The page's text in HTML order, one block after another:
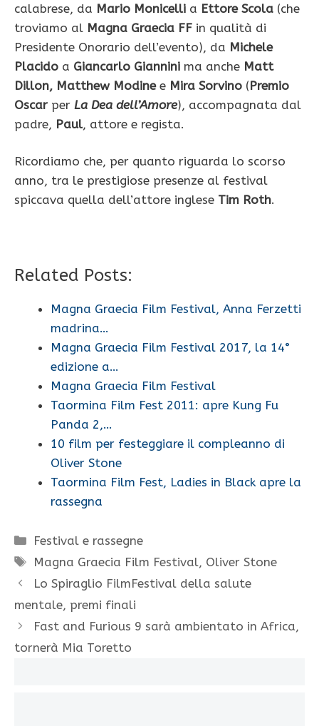
calabrese, da Mario Monicelli a Ettore Scola (che
troviamo al Magna Graecia FF in qualità di
Presidente Onorario dell’evento), da Michele
Placido a Giancarlo Giannini ma anche Matt
Dillon, Matthew Modinee Mira Sorvino (Premio
Oscar per La Dea dell’Amore), accompagnata dal
padre, Paul, attore e regista.
Ricordiamo che, per quanto riguarda lo scorso
anno, tra le prestigiose presenze al festival
spiccava quella dell’attore inglese Tim Roth.
Related Posts:
Magna Graecia Film Festival, Anna Ferzetti
madrina…
Magna Graecia Film Festival 2017, la 14°
edizione a…
Magna Graecia Film Festival
Taormina Film Fest 2011: apre Kung Fu
Panda 2,…
10 film per festeggiare il compleanno di
Oliver Stone
Taormina Film Fest, Ladies in Black apre la
rassegna
Categorie
Festival e rassegne
Tag
Magna Graecia Film Festival, Oliver Stone
Lo Spiraglio FilmFestival della salute
mentale, premi finali
Fast and Furious 9 sarà ambientato in Africa,
tornerà Mia Toretto